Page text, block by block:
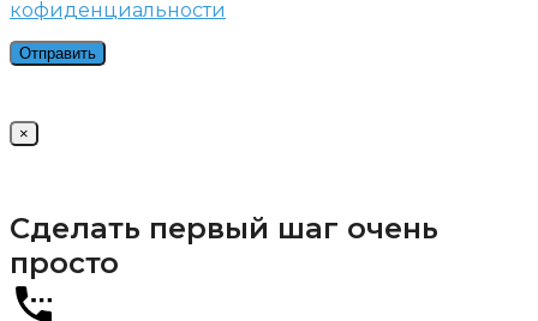
кофиденциальности
×
Сделать первый шаг очень
просто